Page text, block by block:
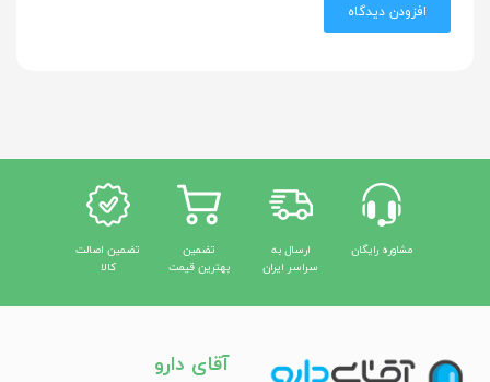
افزودن دیدگاه
مشاوره رایگان
ارسال به
سراسر ایران
تضمین
بهترین قیمت
تضمین اصالت
کالا
آقای دارو